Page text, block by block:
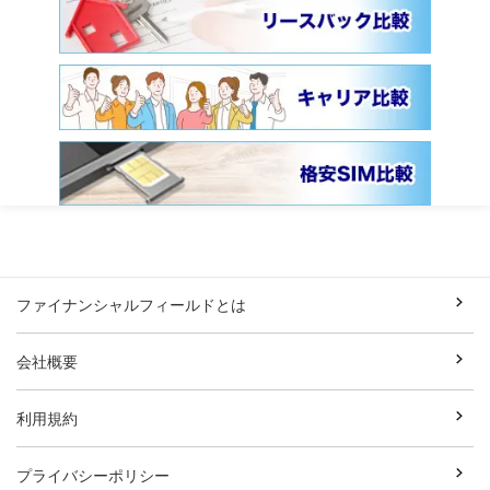
ファイナンシャルフィールドとは
会社概要
利用規約
プライバシーポリシー